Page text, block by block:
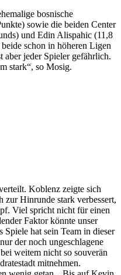
bosnische
sowie die beiden Center
und Edin Alispahic (11,8
schon in höheren Ligen
aber jeder Spieler gefährlich.
stark“, so Mosig.
Koblenz zeigte sich
zur Hinrunde stark verbessert,
Viel spricht nicht für einen
Faktor könnte unser
hat sein Team in dieser
der noch ungeschlagene
weitem nicht so souverän
mitnehmen.